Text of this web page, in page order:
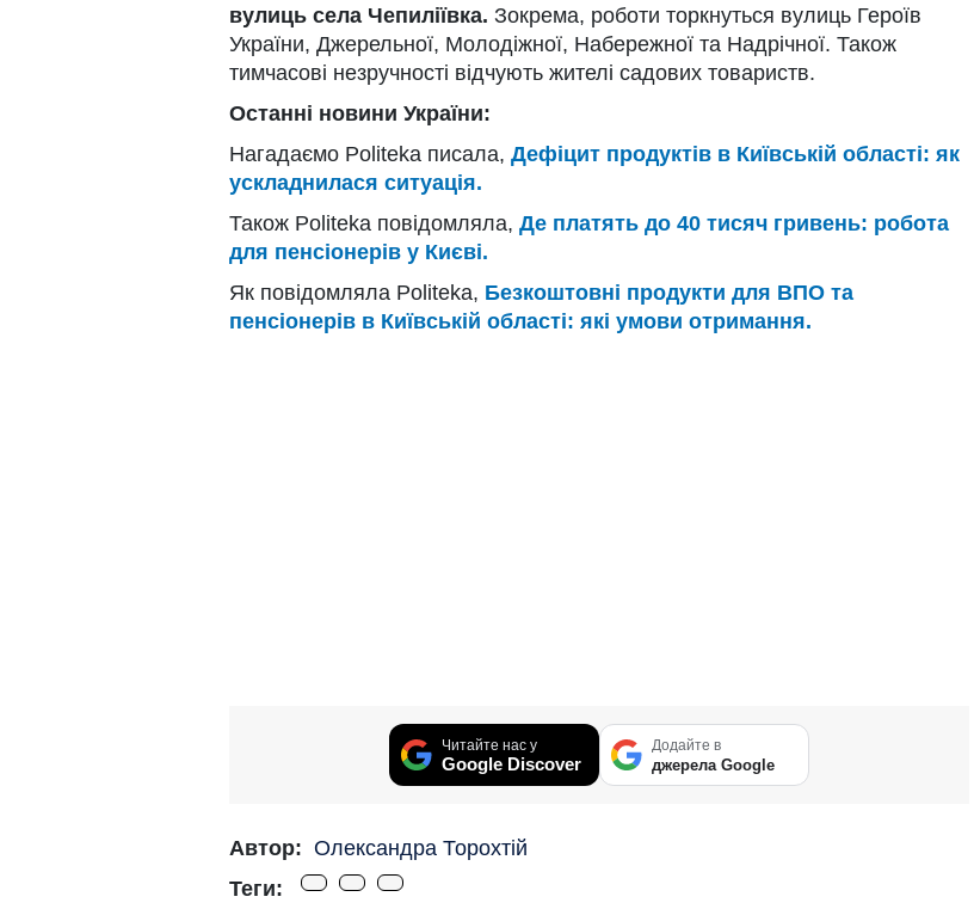
вулиць села Чепиліївка. Зокрема, роботи торкнуться вулиць Героїв
України, Джерельної, Молодіжної, Набережної та Надрічної. Також
тимчасові незручності відчують жителі садових товариств.
Останні новини України:
Нагадаємо Politeka писала, Дефіцит продуктів в Київській області: як
ускладнилася ситуація.
Також Politeka повідомляла, Де платять до 40 тисяч гривень: робота
для пенсіонерів у Києві.
Як повідомляла Politeka, Безкоштовні продукти для ВПО та
пенсіонерів в Київській області: які умови отримання.
Читайте нас у
Google Discover
Додайте в
джерела Google
Автор: Олександра Торохтій
Теги: